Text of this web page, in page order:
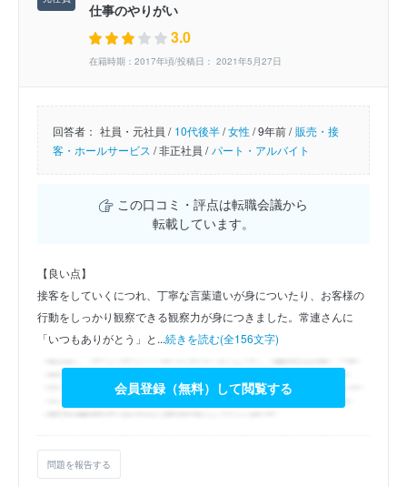
仕事のやりがい
3.0
在籍時期：2017年頃/投稿日： 2021年5月27日
回答者： 社員・元社員 / 10代後半/女性/9年前 / 販売・接
客・ホールサービス /非正社員 / パート・アルバイト
この口コミ・評点は転職会議から
転載しています。
【良い点】
接客をしていくにつれ、丁寧な言葉遣いが身についたり、お客様の
行動をしっかり観察できる観察力が身につきました。常連さんに
「いつもありがとう」と...続きを読む(全156文字)
会員登録（無料）して閲覧する
問題を報告する